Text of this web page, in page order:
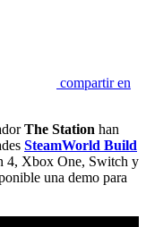
compartir en
The Station han
SteamWorld Build
4, Xbox One, Switch y
una demo para